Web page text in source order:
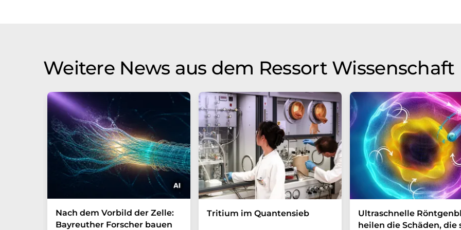
Weitere News aus dem Ressort Wissenschaft
Nach dem Vorbild der Zelle:
Bayreuther Forscher bauen
Tritium im Quantensieb
Ultraschnelle
heilen die Schäden, die